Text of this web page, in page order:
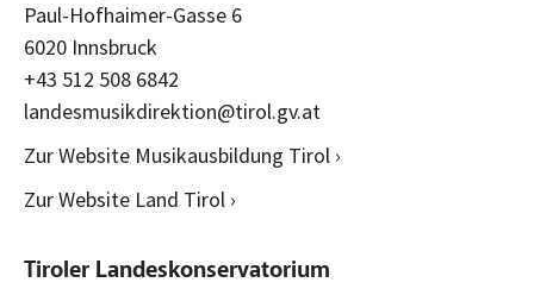
Paul-Hofhaimer-Gasse 6
6020 Innsbruck
+43 512 508 6842
landesmusikdirektion@tirol.gv.at
Zur Website Musikausbildung Tirol ›
Zur Website Land Tirol ›
Tiroler Landeskonservatorium